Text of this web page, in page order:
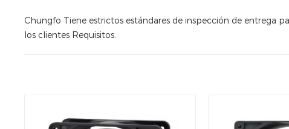
Chungfo Tiene estrictos estándares de inspección de entrega
los clientes Requisitos.